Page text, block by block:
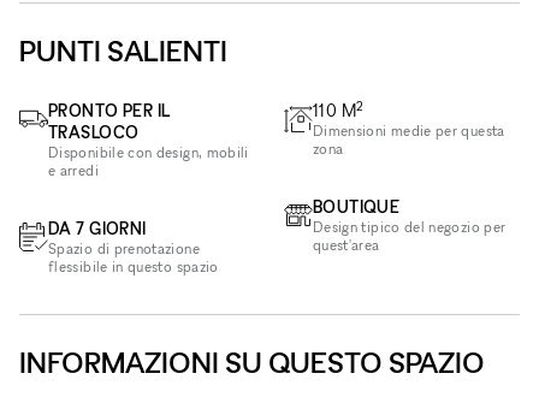
PUNTI SALIENTI
PRONTO PER IL
TRASLOCO
Disponibile con design, mobili
e arredi
DA 7 GIORNI
Spazio di prenotazione
flessibile in questo spazio
110 M2
Dimensioni medie per questa
zona
BOUTIQUE
Design tipico del negozio per
quest'area
INFORMAZIONI SU QUESTO SPAZIO